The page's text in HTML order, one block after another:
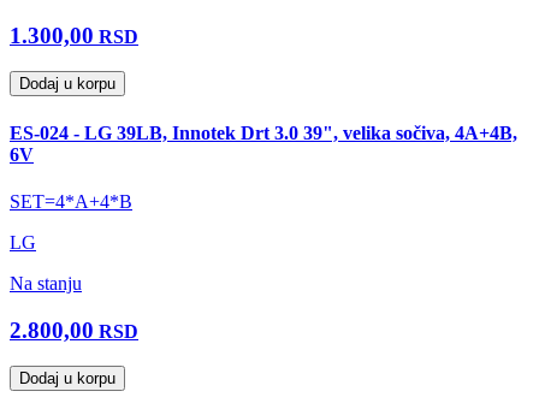
1.300,00 RSD
Dodaj u korpu
ES-024 - LG 39LB, Innotek Drt 3.0 39", velika sočiva, 4A+4B,
6V
SET=4*A+4*B
LG
Na stanju
2.800,00 RSD
Dodaj u korpu